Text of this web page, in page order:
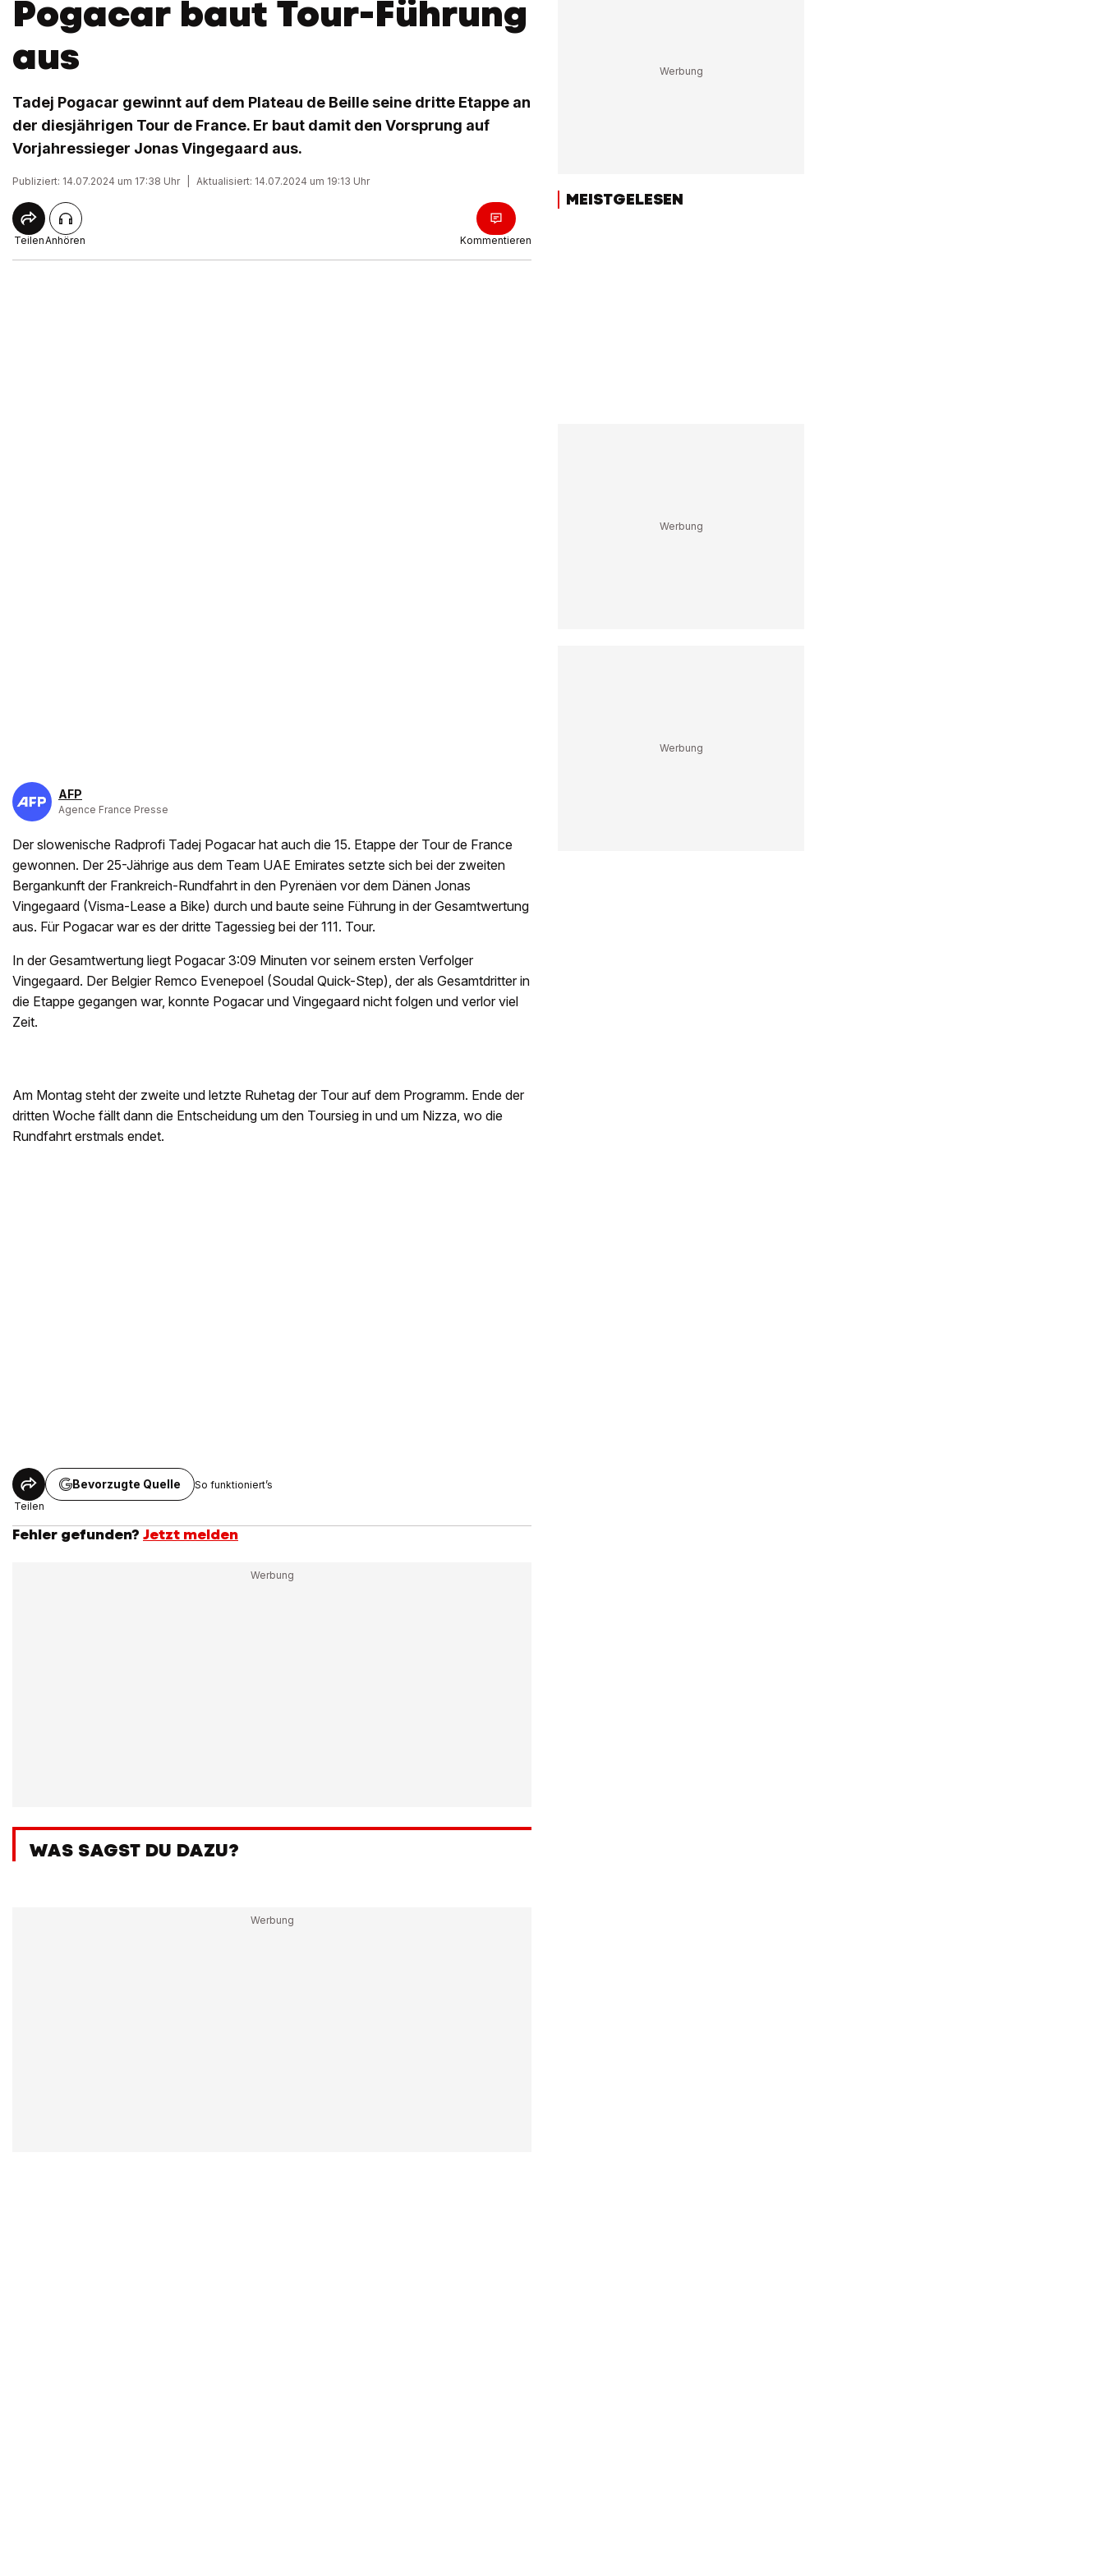
Pogacar baut Tour-Führung
aus
Tadej Pogacar gewinnt auf dem Plateau de Beille seine dritte Etappe an
der diesjährigen Tour de France. Er baut damit den Vorsprung auf
Vorjahressieger Jonas Vingegaard aus.
Publiziert: 14.07.2024 um 17:38 Uhr Aktualisiert: 14.07.2024 um 19:13 Uhr
TeilenAnhören Kommentieren
AFP
Agence France Presse
Der slowenische Radprofi Tadej Pogacar hat auch die 15. Etappe der Tour de France
gewonnen. Der 25-Jährige aus dem Team UAE Emirates setzte sich bei der zweiten
Bergankunft der Frankreich-Rundfahrt in den Pyrenäen vor dem Dänen Jonas
Vingegaard (Visma-Lease a Bike) durch und baute seine Führung in der Gesamtwertung
aus. Für Pogacar war es der dritte Tagessieg bei der 111. Tour.
In der Gesamtwertung liegt Pogacar 3:09 Minuten vor seinem ersten Verfolger
Vingegaard. Der Belgier Remco Evenepoel (Soudal Quick-Step), der als Gesamtdritter in
die Etappe gegangen war, konnte Pogacar und Vingegaard nicht folgen und verlor viel
Zeit.
Am Montag steht der zweite und letzte Ruhetag der Tour auf dem Programm. Ende der
dritten Woche fällt dann die Entscheidung um den Toursieg in und um Nizza, wo die
Rundfahrt erstmals endet.
Teilen
Bevorzugte Quelle So funktioniert’s
Fehler gefunden? Jetzt melden
WAS SAGST DU DAZU?
MEISTGELESEN